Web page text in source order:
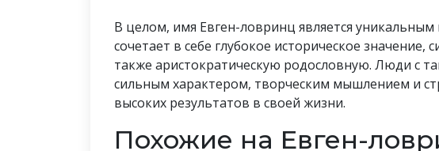
В целом, имя Евген-ловринц является
сочетает в себе глубокое историческое значение,
также аристократическую родословную. Люди с
сильным характером, творческим мышлением и
высоких результатов в своей жизни.
Похожие на Евген-